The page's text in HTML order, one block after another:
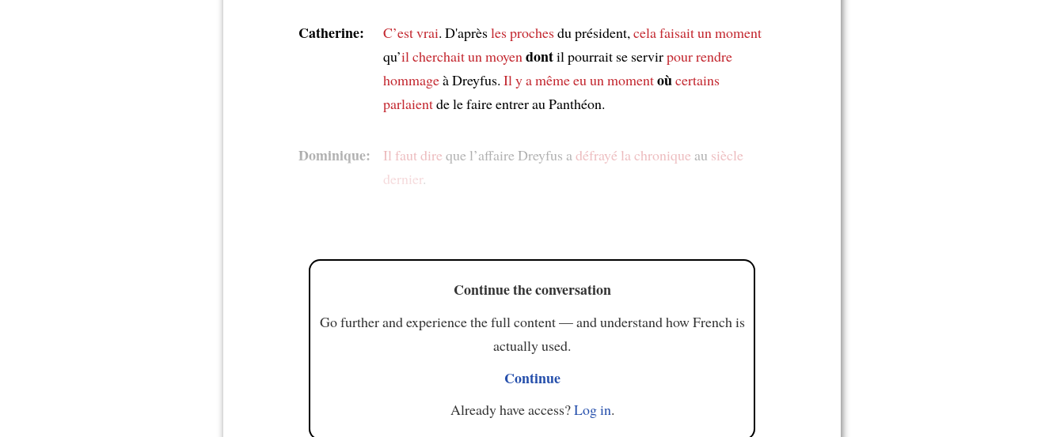
Catherine: C’est vrai. D'aprèsles prochesdu président, cela faisait un moment
qu’il cherchaitun moyen dontil pourrait se servirpour rendre
hommageà Dreyfus. Il y a même eu un momentoùcertains
parlaientde le faire entrer au Panthéon.
Dominique: Il faut dire que l’affaire Dreyfus a défrayé la chronique au siècle
dernier.
Continue the conversation
Go further and experience the full content — and understand how French is
actually used.
Continue
Already have access?Log in.